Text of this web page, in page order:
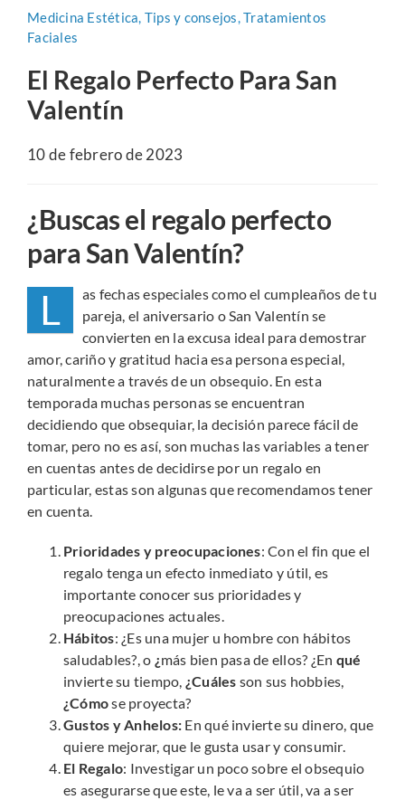
Conócenos
Buscar:
Medicina Estética, Tips y consejos,Tratamientos
Faciales
El Regalo Perfecto Para San
Valentín
10 de febrero de 2023
¿Buscas el regalo perfecto
para San Valentín?
L
as fechas especiales como el cumpleaños de tu
pareja, el aniversario o San Valentín se
convierten en la excusa ideal para demostrar
amor, cariño y gratitud hacia esa persona especial,
naturalmente a través de un obsequio. En esta
temporada muchas personas se encuentran
decidiendo que obsequiar, la decisión parece fácil de
tomar, pero no es así, son muchas las variables a tener
en cuentas antes de decidirse por un regalo en
particular, estas son algunas que recomendamos tener
en cuenta.
Prioridades y preocupaciones: Con el fin que el
regalo tenga un efecto inmediato y útil, es
importante conocer sus prioridades y
preocupaciones actuales.
Hábitos: ¿Es una mujer u hombre con hábitos
saludables?, o ¿más bien pasa de ellos? ¿En qué
invierte su tiempo, ¿Cuáles son sus hobbies,
¿Cómose proyecta?
Gustos y Anhelos: En qué invierte su dinero, que
quiere mejorar, que le gusta usar y consumir.
El Regalo: Investigar un poco sobre el obsequio
es asegurarse que este, le va a ser útil, va a ser